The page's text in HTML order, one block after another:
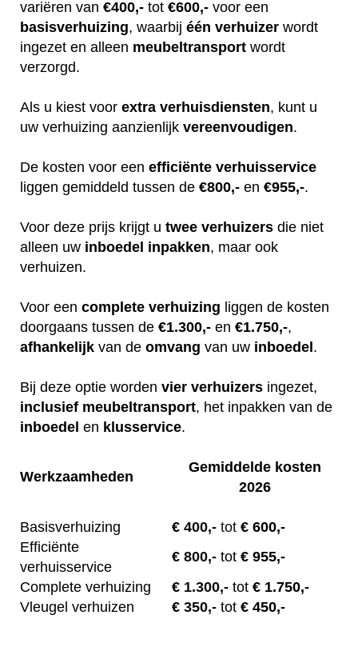
variëren van €400,- tot €600,- voor een
basisverhuizing, waarbij één verhuizer wordt
ingezet en alleen meubeltransport wordt
verzorgd.
Als u kiest voor extra verhuisdiensten, kunt u
uw verhuizing aanzienlijk vereenvoudigen.
De kosten voor een efficiënte verhuisservice
liggen gemiddeld tussen de €800,- en €955,-.
Voor deze prijs krijgt u twee verhuizers die niet
alleen uw inboedel inpakken, maar ook
verhuizen.
Voor een complete verhuizing liggen de kosten
doorgaans tussen de €1.300,- en €1.750,-,
afhankelijk van de omvang van uw inboedel .
Bij deze optie worden vier verhuizers ingezet,
inclusief meubeltransport, het inpakken van de
inboedel en klusservice.
Werkzaamheden
Gemiddelde kosten
2026
Basisverhuizing € 400,- tot € 600,-
Efficiënte
verhuisservice
€ 800,- tot € 955,-
Complete verhuizing
€ 1.300,- tot € 1.750,-
Vleugel verhuizen
€ 350,- tot € 450,-